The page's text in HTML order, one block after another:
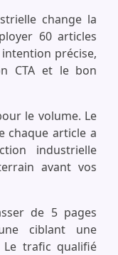
change la
60 articles
précise,
CTA et le bon
le volume. Le
chaque article a
industrielle
avant vos
de 5 pages
ciblant une
Le trafic qualifié